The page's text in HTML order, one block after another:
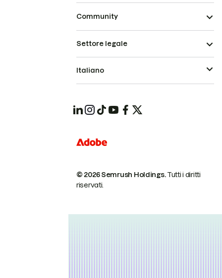
Community
© 2026 Semrush Holdings.Tutti i diritti
riservati.
Settore legale
Italiano